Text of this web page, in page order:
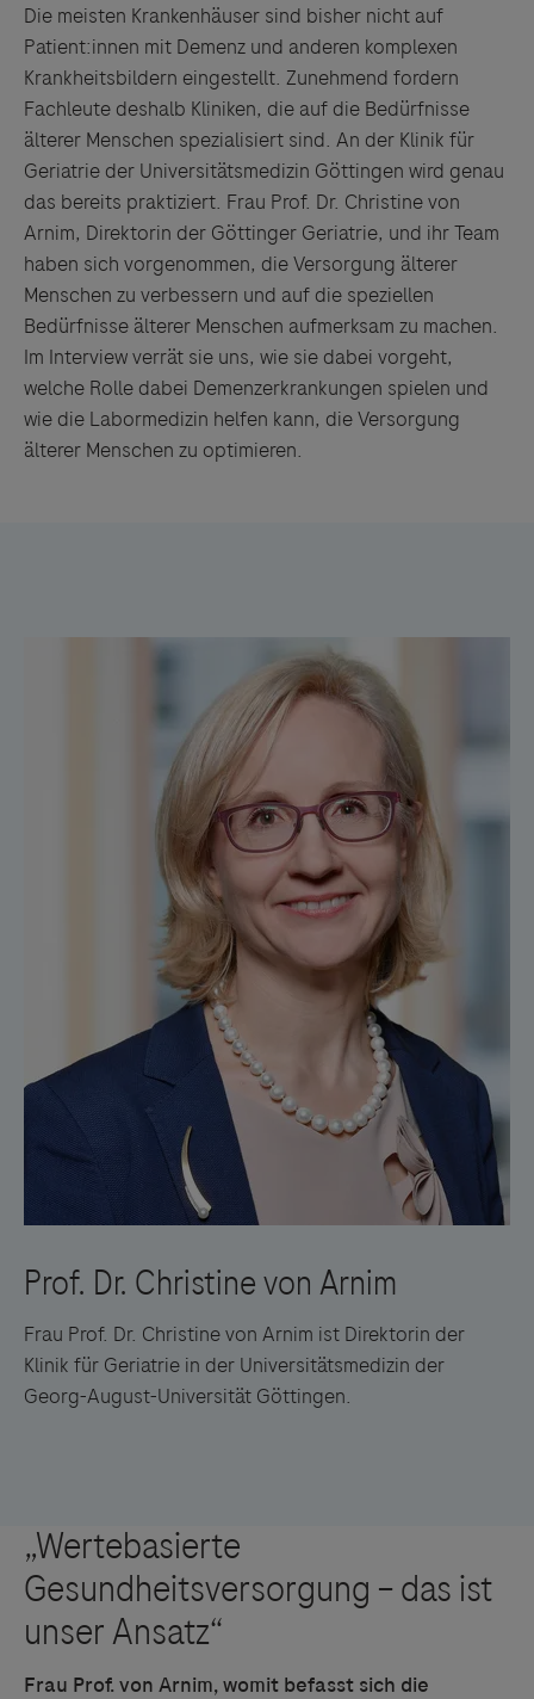
Die meisten Krankenhäuser sind bisher nicht auf
Patient:innen mit Demenz und anderen komplexen
Krankheitsbildern eingestellt. Zunehmend fordern
Fachleute deshalb Kliniken, die auf die Bedürfnisse
älterer Menschen spezialisiert sind. An der Klinik für
Geriatrie der Universitätsmedizin Göttingen wird genau
das bereits praktiziert. Frau Prof. Dr. Christine von
Arnim, Direktorin der Göttinger Geriatrie, und ihr Team
haben sich vorgenommen, die Versorgung älterer
Menschen zu verbessern und auf die speziellen
Bedürfnisse älterer Menschen aufmerksam zu machen.
Im Interview verrät sie uns, wie sie dabei vorgeht,
welche Rolle dabei Demenzerkrankungen spielen und
wie die Labormedizin helfen kann, die Versorgung
älterer Menschen zu optimieren.
Frau Prof. Dr. Christine von Arnim ist Direktorin der
Klinik für Geriatrie in der Universitätsmedizin der
Georg-August-Universität Göttingen.
Frau Prof. von Arnim, womit befasst sich die